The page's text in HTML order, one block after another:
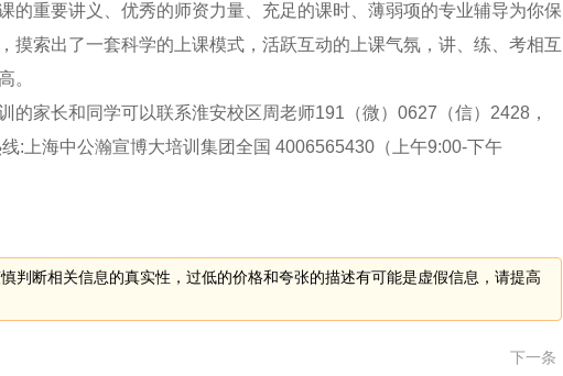
的重要讲义、优秀的师资力量、充足的课时、薄弱项的专业辅导为你保
摸索出了一套科学的上课模式，活跃互动的上课气氛，讲、练、考相互
。
的家长和同学可以联系淮安校区周老师191（微）0627（信）2428，
:上海中公瀚宣博大培训集团全国 4006565430（上午9:00-下午
判断相关信息的真实性，过低的价格和夸张的描述有可能是虚假信息，请提高
下一条